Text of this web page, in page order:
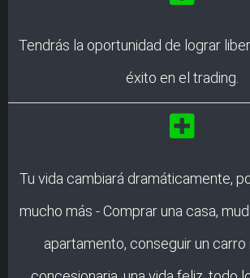
Tendrás la oportunidad de lograr
éxito en el trading.
Tu vida cambiará dramáticamente,
mucho más - Comprar una casa,
apartamento, conseguir un carro